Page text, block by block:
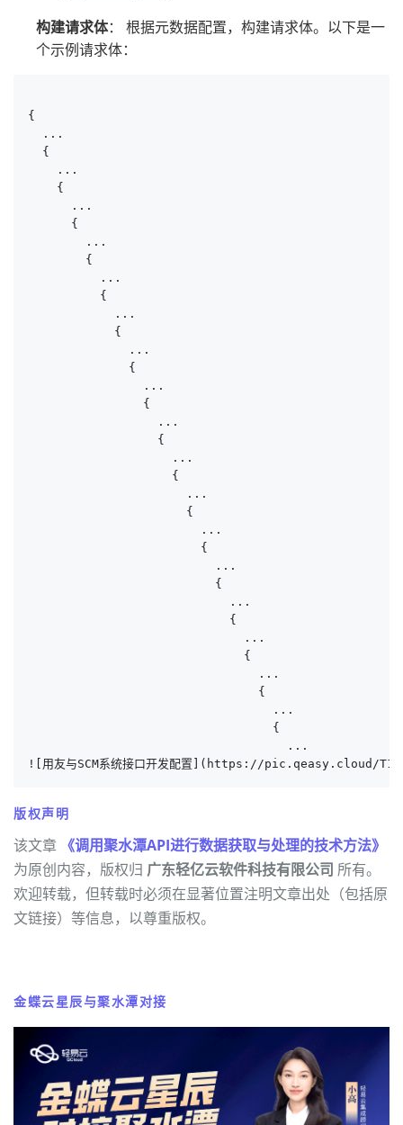
构建请求体： 根据元数据配置，构建请求体。以下是一
个示例请求体：
{
  ...
  {
    ...
    {
      ...
      {
        ...
        {
          ...
          {
            ...
            {
              ...
              {
                ...
                {
                  ...
                  {
                    ...
                    {
                      ...
                      {
                        ...
                        {
                          ...
                          {
                            ...
                            {
                              ...
                              {
                                ...
                                {
                                  ...
                                  {
                                    ...
![用友与SCM系统接口开发配置](https://pic.qeasy.cloud/
版权声明
该文章 《调用聚水潭API进行数据获取与处理的技术方法》
为原创内容，版权归 广东轻亿云软件科技有限公司 所有。
欢迎转载，但转载时必须在显著位置注明文章出处（包括原
文链接）等信息，以尊重版权。
金蝶云星辰与聚水潭对接